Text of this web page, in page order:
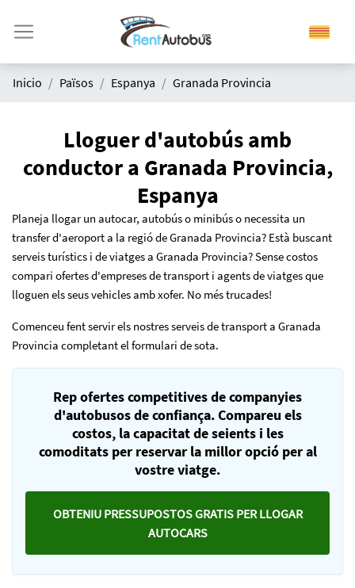
Inicio Països Espanya Granada Provincia
Lloguer d'autobús amb
conductor a Granada Provincia,
Espanya
Planeja llogar un autocar, autobús o minibús o necessita un
transfer d'aeroport a la regió de Granada Provincia? Està buscant
serveis turístics i de viatges a Granada Provincia? Sense costos
compari ofertes d'empreses de transport i agents de viatges que
lloguen els seus vehicles amb xofer. No més trucades!
Comenceu fent servir els nostres serveis de transport a Granada
Provincia completant el formulari de sota.
Rep ofertes competitives de companyies
d'autobusos de confiança. Compareu els
costos, la capacitat de seients i les
comoditats per reservar la millor opció per al
vostre viatge.
OBTENIU PRESSUPOSTOS GRATIS PER LLOGAR
AUTOCARS